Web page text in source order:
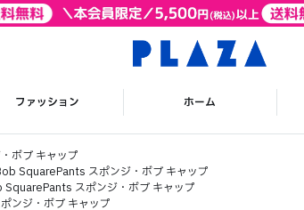
ファッション ホーム
ボブ キャップ
SquarePants スポンジ・ボブ キャップ
スポンジ・ボブ キャップ
ンジ・ボブ キャップ